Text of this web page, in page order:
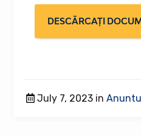
DESCĂRCAȚI
July 7, 2023 in